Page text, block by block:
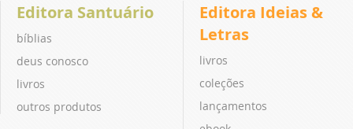
Editora Santuário
bíblias
deus conosco
livros
outros produtos
Editora Ideias &
Letras
livros
coleções
lançamentos